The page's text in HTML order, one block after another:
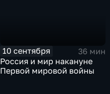
10 сентября
36 мин
Россия и мир накануне
Первой мировой войны